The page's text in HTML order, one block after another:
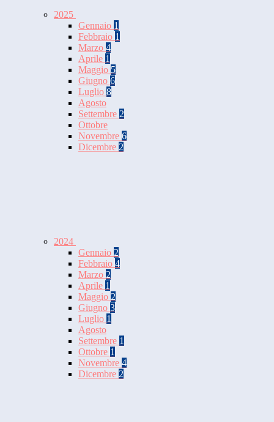
2025
Gennaio 1
Febbraio 1
Marzo 4
Aprile 1
Maggio 5
Giugno 6
Luglio 8
Agosto
Settembre 2
Ottobre
Novembre 6
Dicembre 2
2024
Gennaio 2
Febbraio 4
Marzo 2
Aprile 1
Maggio 2
Giugno 3
Luglio 1
Agosto
Settembre 1
Ottobre 1
Novembre 4
Dicembre 2